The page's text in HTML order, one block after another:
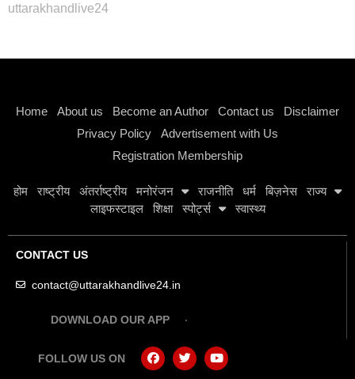
uttarakhandlive24
Home About us Become an Author Contact us
Disclaimer
Privacy Policy
Advertisement with Us
Registration Membership
होम राष्ट्रीय अंतर्राष्ट्रीय मनोरंजन राजनीति धर्म बिज़नेस
राज्य
लाइफस्टाइल
शिक्षा स्पोर्ट्स स्वास्थ्य
CONTACT US
contact@uttarakhandlive24.in
DOWNLOAD OUR APP
FOLLOW US ON